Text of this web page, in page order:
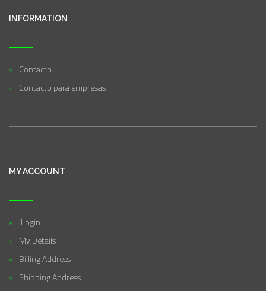
INFORMATION
Contacto
Contacto para empresas
MY ACCOUNT
Login
My Details
Billing Address
Shipping Address